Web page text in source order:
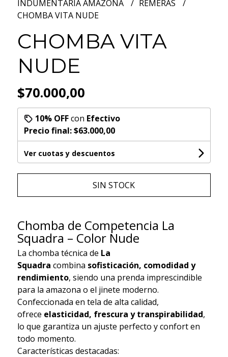
INDUMENTARIA AMAZONA
REMERAS
CHOMBA VITA NUDE
CHOMBA VITA
NUDE
$70.000,00
10% OFFcon Efectivo
Precio final:$63.000,00
Ver cuotas y descuentos
SIN STOCK
Chomba de Competencia La
Squadra – Color Nude
La chomba técnica de La
Squadra combina sofisticación, comodidad y
rendimiento, siendo una prenda imprescindible
para la amazona o el jinete moderno.
Confeccionada en tela de alta calidad,
ofrece elasticidad, frescura y transpirabilidad,
lo que garantiza un ajuste perfecto y confort en
todo momento.
Características destacadas: